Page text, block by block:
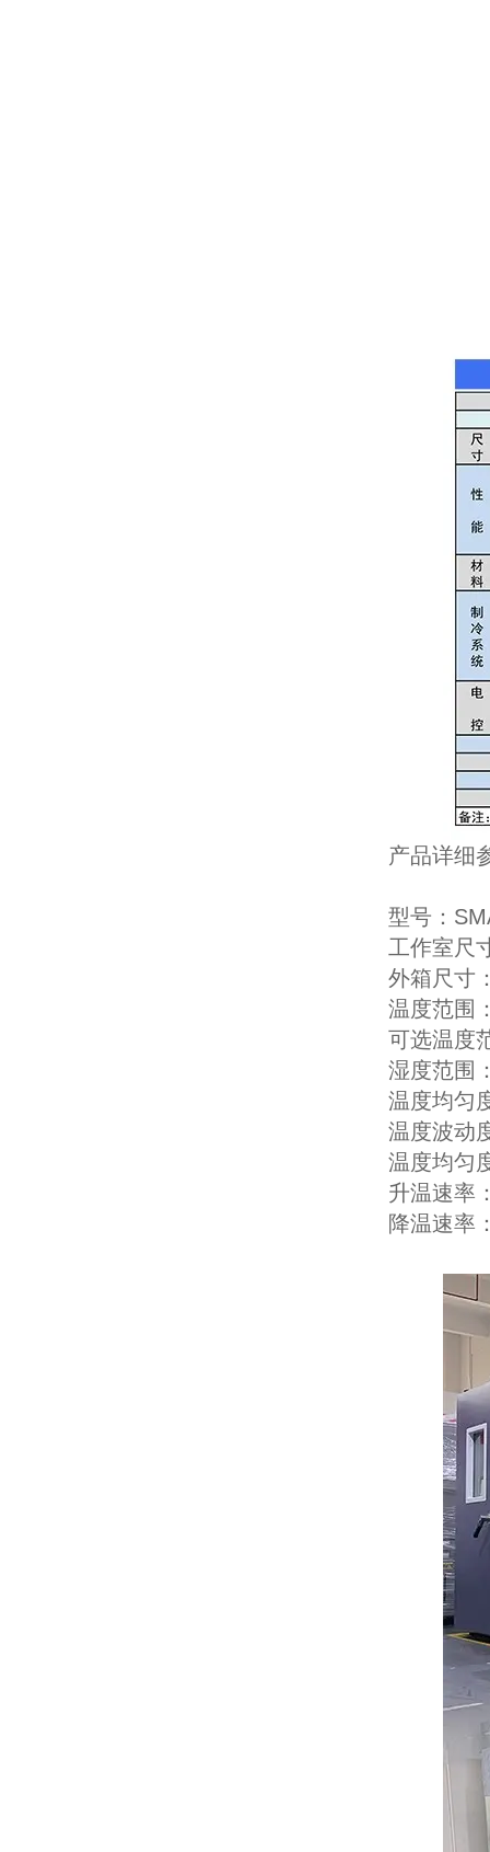
产品详细
型号：
工作室尺
外箱尺寸
温度范围
可选温度
湿度范围
温度均匀
温度波动
温度均匀
升温速率
降温速率